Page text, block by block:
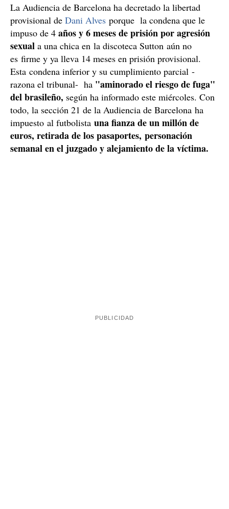
La Audiencia de Barcelona ha decretado la libertad
provisional de Dani Alves porque la condena que le
impuso de 4 años y 6 meses de prisión por agresión
sexual a una chica en la discoteca Sutton aún no
es firme y ya lleva 14 meses en prisión provisional.
Esta condena inferior y su cumplimiento parcial -
razona el tribunal- ha "aminorado el riesgo de fuga"
del brasileño, según ha informado este miércoles. Con
todo, la sección 21 de la Audiencia de Barcelona ha
impuesto al futbolista una fianza de un millón de
euros, retirada de los pasaportes, personación
semanal en el juzgado y alejamiento de la víctima.